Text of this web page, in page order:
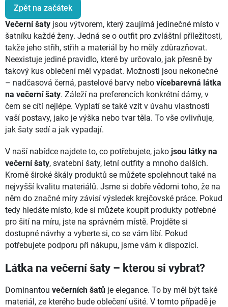
Zpět na začátek
Večerní šaty jsou výtvorem, který zaujímá jedinečné místo v
šatníku každé ženy. Jedná se o outfit pro zvláštní příležitosti,
takže jeho střih, střih a materiál by ho měly zdůrazňovat.
Neexistuje jediné pravidlo, které by určovalo, jak přesně by
takový kus oblečení měl vypadat. Možnosti jsou nekonečné
– nadčasová černá, pastelové barvy nebo vícebarevná látka
na večerní šaty. Záleží na preferencích konkrétní dámy, v
čem se cítí nejlépe. Vyplatí se také vzít v úvahu vlastnosti
vaší postavy, jako je výška nebo tvar těla. To vše ovlivňuje,
jak šaty sedí a jak vypadají.
V naší nabídce najdete to, co potřebujete, jako jsou látky na
večerní šaty, svatební šaty, letní outfity a mnoho dalších.
Kromě široké škály produktů se můžete spolehnout také na
nejvyšší kvalitu materiálů. Jsme si dobře vědomi toho, že na
něm do značné míry závisí výsledek krejčovské práce. Pokud
tedy hledáte místo, kde si můžete koupit produkty potřebné
pro šití na míru, jste na správném místě. Projděte si
dostupné návrhy a vyberte si, co se vám líbí. Pokud
potřebujete podporu při nákupu, jsme vám k dispozici.
Látka na večerní šaty – kterou si vybrat?
Dominantou večerních šatů je elegance. To by měl být také
materiál, ze kterého bude oblečení ušité. V tomto případě je